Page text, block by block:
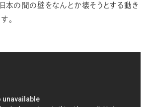
本の間の壁をなんとか壊そうとする動き
。